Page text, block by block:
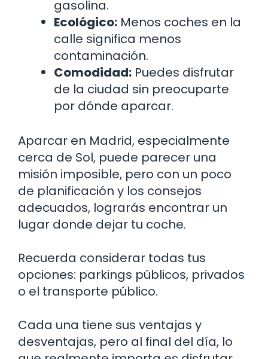
gasolina.
Ecológico: Menos coches en la
calle significa menos
contaminación.
Comodidad: Puedes disfrutar
de la ciudad sin preocuparte
por dónde aparcar.
Aparcar en Madrid, especialmente
cerca de Sol, puede parecer una
misión imposible, pero con un poco
de planificación y los consejos
adecuados, lograrás encontrar un
lugar donde dejar tu coche.
Recuerda considerar todas tus
opciones: parkings públicos, privados
o el transporte público.
Cada una tiene sus ventajas y
desventajas, pero al final del día, lo